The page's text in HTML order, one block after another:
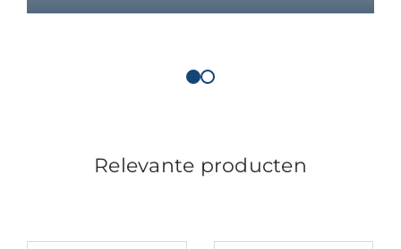
Relevante producten